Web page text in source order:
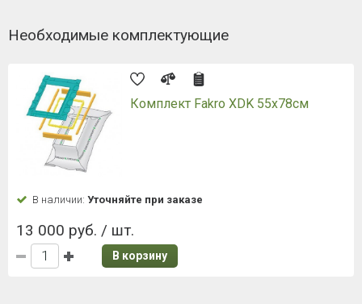
Необходимые комплектующие
Комплект Fakro XDK 55х78см
В наличии: Уточняйте при заказе
13 000 руб. / шт.
В корзину